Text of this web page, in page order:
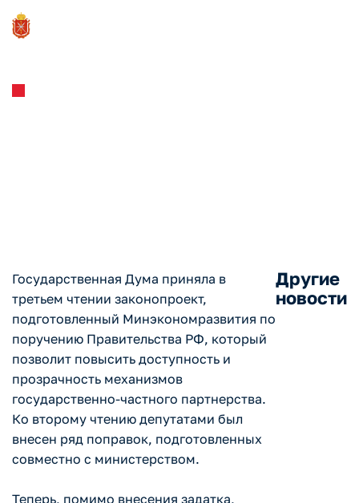
Государственная Дума приняла в
третьем чтении законопроект,
подготовленный Минэкономразвития по
поручению Правительства РФ, который
позволит повысить доступность и
прозрачность механизмов
государственно-частного партнерства.
Ко второму чтению депутатами был
внесен ряд поправок, подготовленных
совместно с министерством.
Теперь, помимо внесения задатка,
Другие
новости